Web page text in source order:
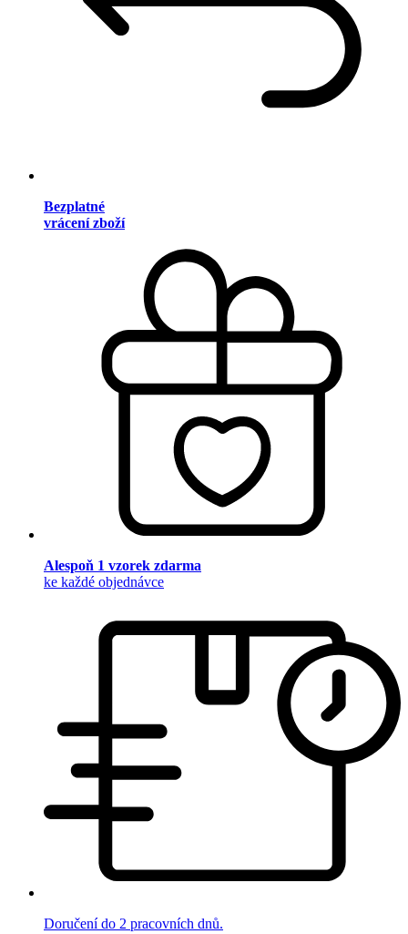
Bezplatné
vrácení zboží
Alespoň 1 vzorek zdarma
ke každé objednávce
Doručení do 2 pracovních dnů.